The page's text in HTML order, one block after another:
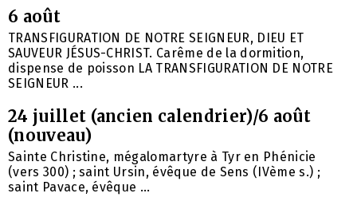
6 août
TRANSFIGURATION DE NOTRE SEIGNEUR, DIEU ET
SAUVEUR JÉSUS-CHRIST. Carême de la dormition,
dispense de poisson LA TRANSFIGURATION DE NOTRE
SEIGNEUR ...
24 juillet (ancien calendrier)/6 août
(nouveau)
Sainte Christine, mégalomartyre à Tyr en Phénicie
(vers 300) ; saint Ursin, évêque de Sens (IVème s.) ;
saint Pavace, évêque ...